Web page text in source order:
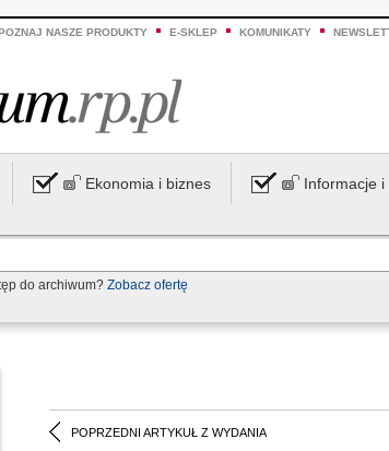
NASZE PRODUKTY E-SKLEP KOMUNIKATY
Ekonomia i biznes Informacje i
do archiwum? Zobacz ofertę
POPRZEDNI ARTYKUŁ Z WYDANIA